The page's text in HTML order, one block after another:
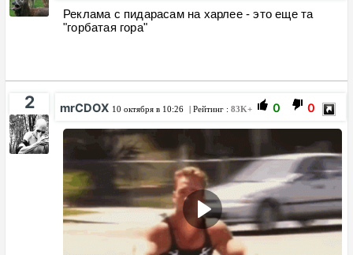
Реклама с пидарасам на харлее - это еще та
"горбатая гора"
2 mrCDOX 10 октября в 10:26 | Рейтинг : 83K+ 0 0